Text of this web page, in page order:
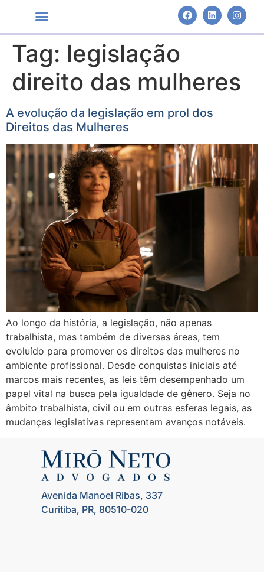
Tag: legislação
direito das mulheres
A evolução da legislação em prol dos
Direitos das Mulheres
Ao longo da história, a legislação, não apenas
trabalhista, mas também de diversas áreas, tem
evoluído para promover os direitos das mulheres no
ambiente profissional. Desde conquistas iniciais até
marcos mais recentes, as leis têm desempenhado um
papel vital na busca pela igualdade de gênero. Seja no
âmbito trabalhista, civil ou em outras esferas legais, as
mudanças legislativas representam avanços notáveis.
Avenida Manoel Ribas, 337
Curitiba, PR, 80510-020